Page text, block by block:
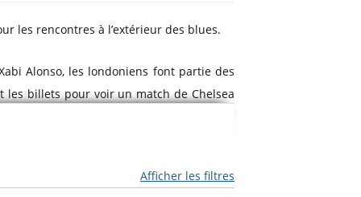
les rencontres à l’extérieur des blues.
Alonso, les londoniens font partie des
les billets pour voir un match de Chelsea
Afficher les filtres